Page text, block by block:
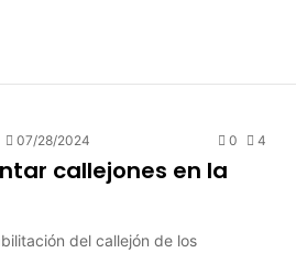
07/28/2024 0 4
callejones en la
del callejón de los